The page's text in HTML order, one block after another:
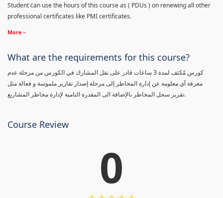
Student can use the hours of this course as ( PDUs ) on renewing all other
professional certificates like PMI certificates.
More
What are the requirements for this course?
كورس مٌكثف لمدة 3 ساعات قادر على نقل المشارك في الكورس من مرحلة عدم
معرفة أي معلومة عن إدارة المخاطر إلى مرحلة إصدار تقارير ملموسة و فعالة مثل
تقرير سجل المخاطر بالإضافة الى المقدرة التامية لإدارة مخاطر المشاريع.
Course Review
0